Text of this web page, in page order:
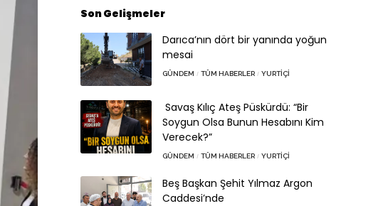
Son Gelişmeler
Darıca’nın dört bir yanında yoğun
mesai
GÜNDEM TÜM HABERLER YURTIÇI
Savaş Kılıç Ateş Püskürdü: “Bir
Soygun Olsa Bunun Hesabını Kim
Verecek?”
GÜNDEM TÜM HABERLER YURTIÇI
Beş Başkan Şehit Yılmaz Argon
Caddesi’nde